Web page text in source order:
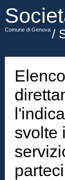
Comune di Genova /
svolte